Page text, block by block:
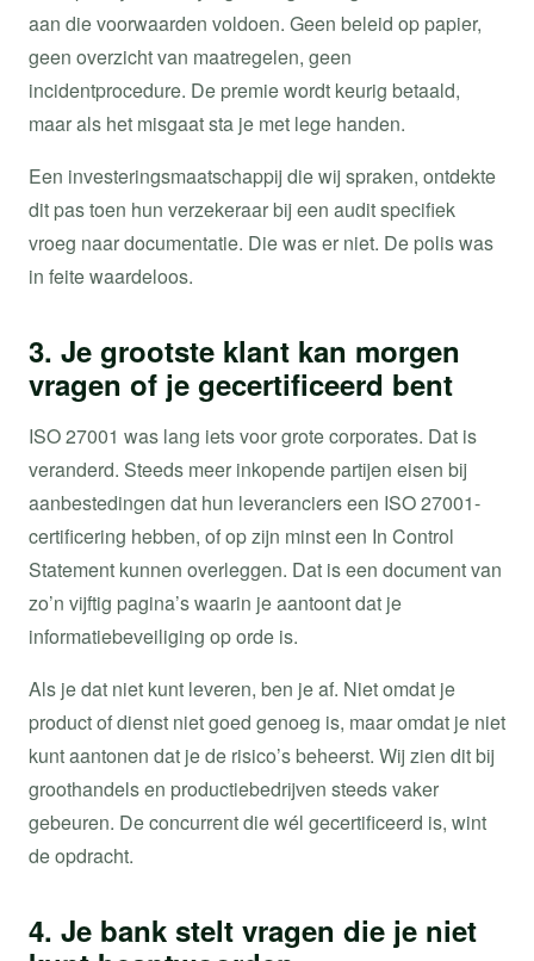
aan die voorwaarden voldoen. Geen beleid op papier,
geen overzicht van maatregelen, geen
incidentprocedure. De premie wordt keurig betaald,
maar als het misgaat sta je met lege handen.
Een investeringsmaatschappij die wij spraken, ontdekte
dit pas toen hun verzekeraar bij een audit specifiek
vroeg naar documentatie. Die was er niet. De polis was
in feite waardeloos.
3. Je grootste klant kan morgen
vragen of je gecertificeerd bent
ISO 27001 was lang iets voor grote corporates. Dat is
veranderd. Steeds meer inkopende partijen eisen bij
aanbestedingen dat hun leveranciers een ISO 27001-
certificering hebben, of op zijn minst een In Control
Statement kunnen overleggen. Dat is een document van
zo’n vijftig pagina’s waarin je aantoont dat je
informatiebeveiliging op orde is.
Als je dat niet kunt leveren, ben je af. Niet omdat je
product of dienst niet goed genoeg is, maar omdat je niet
kunt aantonen dat je de risico’s beheerst. Wij zien dit bij
groothandels en productiebedrijven steeds vaker
gebeuren. De concurrent die wél gecertificeerd is, wint
de opdracht.
4. Je bank stelt vragen die je niet